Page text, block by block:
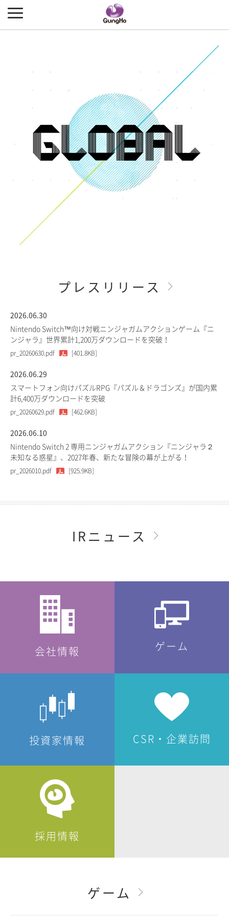
プレスリリース
2026.06.30
Nintendo Switch™向け対戦ニンジャガムアクションゲーム『ニ
ンジャラ』世界累計1,200万ダウンロードを突破！
pr_20260630.pdf [401.8KB]
2026.06.29
スマートフォン向けパズルRPG『パズル＆ドラゴンズ』が国内累
計6,400万ダウンロードを突破
pr_20260629.pdf [462.6KB]
2026.06.10
Nintendo Switch 2 専用ニンジャガムアクション『ニンジャラ２
未知なる惑星』、2027年春、新たな冒険の幕が上がる！
pr_2026010.pdf [925.9KB]
IRニュース
会社情報
ゲーム
投資家情報 CSR・企業訪問
採用情報
ゲーム